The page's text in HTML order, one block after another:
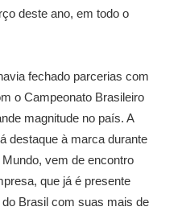
deste ano, em todo o
fechado parcerias com
o Campeonato Brasileiro
magnitude no país. A
destaque à marca durante
vem de encontro
que já é presente
Brasil com suas mais de